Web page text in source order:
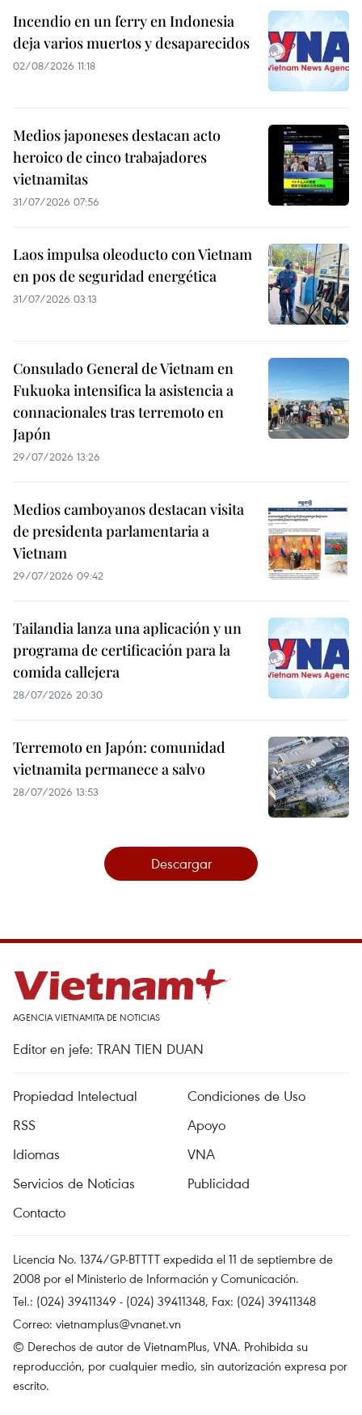
Incendio en un ferry en Indonesia
deja varios muertos y desaparecidos
02/08/2026 11:18
Medios japoneses destacan acto
heroico de cinco trabajadores
vietnamitas
31/07/2026 07:56
Laos impulsa oleoducto con Vietnam
en pos de seguridad energética
31/07/2026 03:13
Consulado General de Vietnam en
Fukuoka intensifica la asistencia a
connacionales tras terremoto en
Japón
29/07/2026 13:26
Medios camboyanos destacan visita
de presidenta parlamentaria a
Vietnam
29/07/2026 09:42
Tailandia lanza una aplicación y un
programa de certificación para la
comida callejera
28/07/2026 20:30
Terremoto en Japón: comunidad
vietnamita permanece a salvo
28/07/2026 13:53
Descargar
AGENCIA VIETNAMITA DE NOTICIAS
Editor en jefe: TRAN TIEN DUAN
Propiedad Intelectual
Condiciones de Uso
RSS
Apoyo
Idiomas
VNA
Servicios de Noticias
Publicidad
Contacto
Licencia No. 1374/GP-BTTTT expedida el 11 de septiembre de
2008 por el Ministerio de Información y Comunicación.
Tel.: (024) 39411349 - (024) 39411348, Fax: (024) 39411348
Correo: vietnamplus@vnanet.vn
© Derechos de autor de VietnamPlus, VNA. Prohibida su
reproducción, por cualquier medio, sin autorización expresa por
escrito.